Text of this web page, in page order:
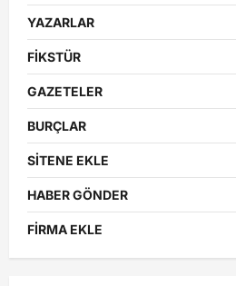
YAZARLAR
FİKSTÜR
GAZETELER
BURÇLAR
SİTENE EKLE
HABER GÖNDER
FİRMA EKLE